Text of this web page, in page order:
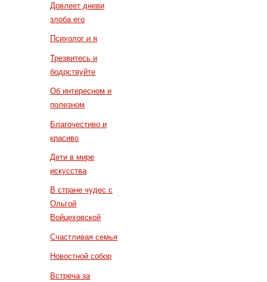
Довлеет дневи
злоба его
Психолог и я
Трезвитесь и
бодрствуйте
Об интересном и
полезном
Благочестиво и
красиво
Дети в мире
искусства
В стране чудес с
Ольгой
Войцеховской
Счастливая семья
Новостной собор
Встреча за